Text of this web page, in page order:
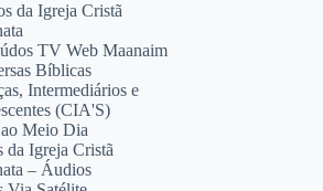
da Igreja Cristã
TV Web Maanaim
Bíblicas
Intermediários e
(CIA'S)
Meio Dia
da Igreja Cristã
– Áudios